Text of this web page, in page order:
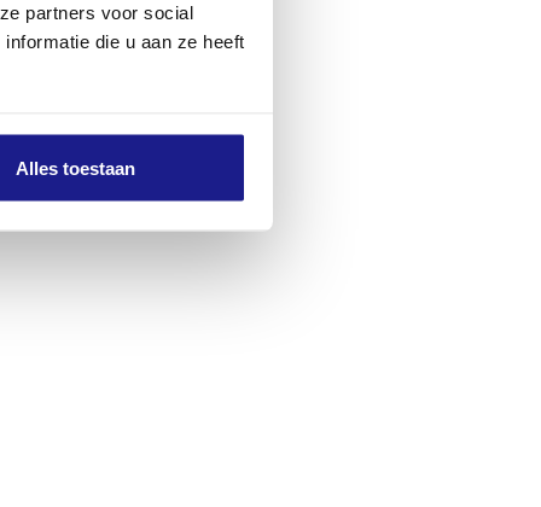
partners voor social
die u aan ze heeft
Alles toestaan